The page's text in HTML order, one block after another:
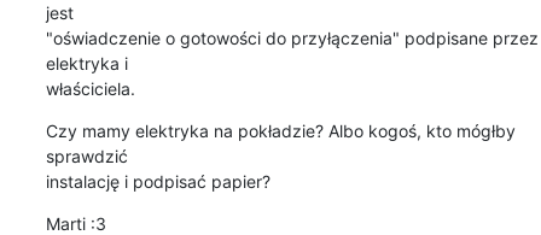
jest
"oświadczenie o gotowości do przyłączenia" podpisane przez
elektryka i
właściciela.
Czy mamy elektryka na pokładzie? Albo kogoś, kto mógłby
sprawdzić
instalację i podpisać papier?
Marti :3